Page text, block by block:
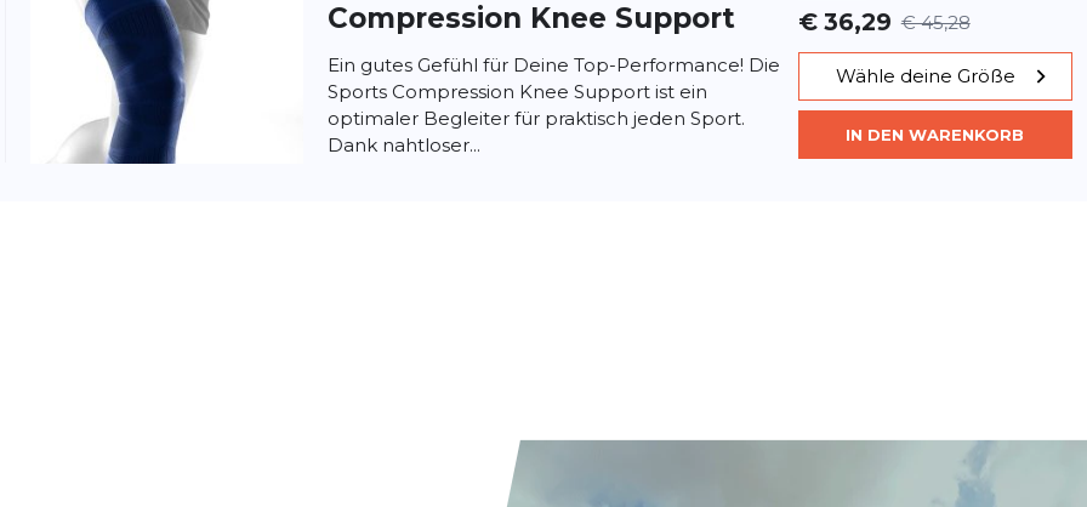
und
Compression Knee Support
€ 36,29 € 45,28
Ein gutes Gefühl für Deine Top-Performance! Die
Sports Compression Knee Support ist ein
optimaler Begleiter für praktisch jeden Sport.
Dank nahtloser...
Wähle deine Größe
IN DEN WARENKORB
des Knies während längerer Sporteinheiten und
IN DEN WARENKORB